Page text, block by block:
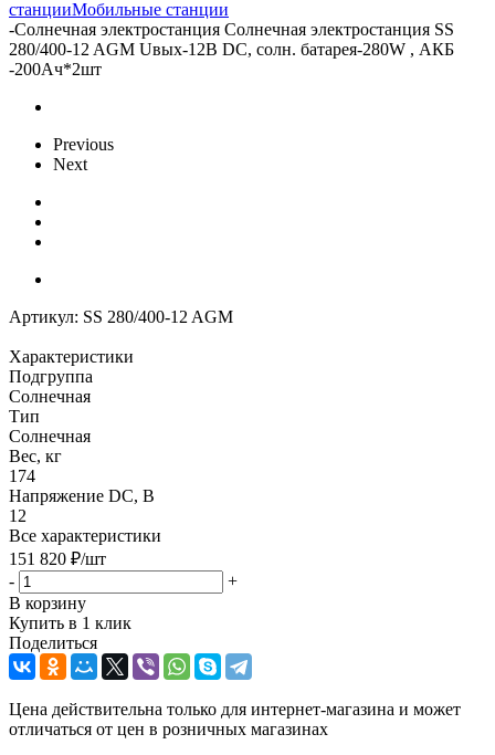
станцииМобильные станции
-Солнечная электростанция Солнечная электростанция SS
280/400-12 AGM Uвых-12В DC, солн. батарея-280W , АКБ
-200Aч*2шт
Previous
Next
Артикул: SS 280/400-12 AGM
Характеристики
Подгруппа
Солнечная
Тип
Солнечная
Вес, кг
174
Напряжение DC, В
12
Все характеристики
151 820 ₽/шт
-
+
В корзину
Купить в 1 клик
Поделиться
Цена действительна только для интернет-магазина и может
отличаться от цен в розничных магазинах